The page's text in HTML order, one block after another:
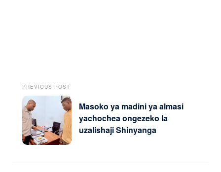
PREVIOUS POST
Masoko ya madini ya almasi
yachochea ongezeko la
uzalishaji Shinyanga